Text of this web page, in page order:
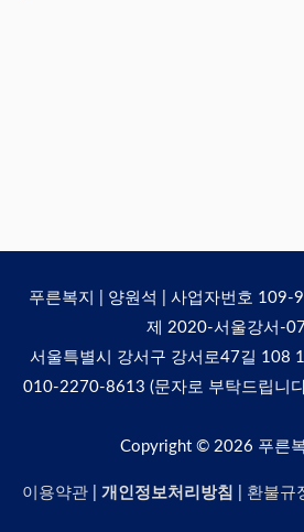
푸른복지 | 양원석 | 사업자번호 109-
제 2020-서울강서-
서울특별시 강서구 강서로47길 108
010-2270-8613 (문자로 부탁드립니
Copyright © 2026 푸른
이용약관 개인정보처리방침 환불규